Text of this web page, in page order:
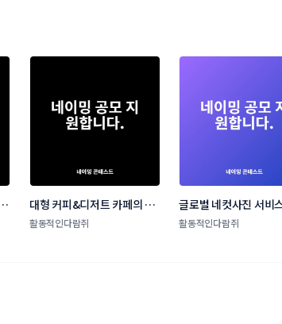
대형 커피&디저트 카페의 네
활동적인다람쥐
글로벌 네컷사진 서비
밍 콘테스트
활동적인다람쥐